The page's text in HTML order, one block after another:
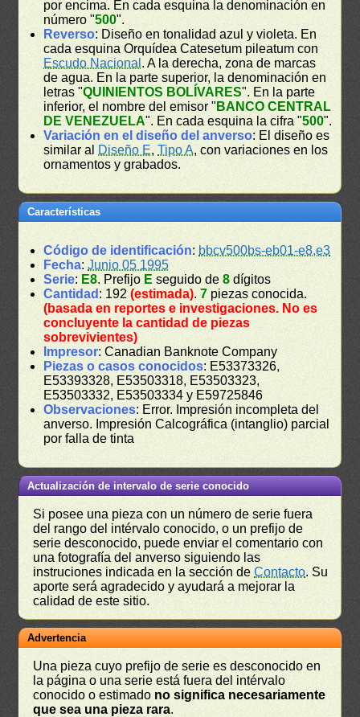
por encima. En cada esquina la denominación en
número "500".
Reverso: Diseño en tonalidad azul y violeta. En
cada esquina Orquídea Catesetum pileatum con
Escudo Nacional . A la derecha, zona de marcas
de agua. En la parte superior, la denominación en
letras "QUINIENTOS BOLÍVARES". En la parte
inferior, el nombre del emisor " BANCO CENTRAL
DE VENEZUELA". En cada esquina la cifra "500".
Variación en el diseño del anverso: El diseño es
similar al Diseño E,Tipo A, con variaciones en los
ornamentos y grabados.
Características
Código de identificación: bbcv500bs-eb01-e8,e3
Fecha:Junio 05 1995
Serie: E8. Prefijo E seguido de8 dígitos
Cantidad : 192(estimada).7 piezas conocida.
(basada en reportes e investigaciones. No es
concluyente la cantidad de piezas
sobrevivientes)
Impresor: Canadian Banknote Company
Piezas o casos conocidos: E53373326,
E53393328, E53503318, E53503323,
E53503332, E53503334 y E59725846
Observaciones: Error. Impresión incompleta del
anverso. Impresión Calcográfica (intanglio) parcial
por falla de tinta
Actualización de intervalo de serie conocido
Si posee una pieza con un número de serie fuera
del rango del intérvalo conocido, o un prefijo de
serie desconocido, puede enviar el comentario con
una fotografía del anverso siguiendo las
instruciones indicada en la sección deContacto. Su
aporte será agradecido y ayudará a mejorar la
calidad de este sitio.
Advertencia
Una pieza cuyo prefijo de serie es desconocido en
la página o una serie está fuera del intérvalo
conocido o estimado no significa necesariamente
que sea una pieza rara.